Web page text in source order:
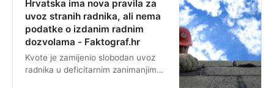
Hrvatska ima nova pravila za
uvoz stranih radnika, ali nema
podatke o izdanim radnim
dozvolama - Faktograf.hr
Kvote je zamijenio slobodan uvoz
radnika u deficitarnim zanimanjima.